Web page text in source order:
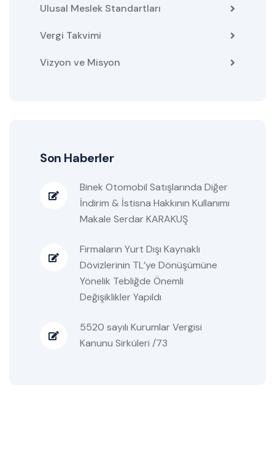
Ulusal Meslek Standartları
Vergi Takvimi
Vizyon ve Misyon
Son Haberler
Binek Otomobil Satışlarında Diğer
İndirim & İstisna Hakkının Kullanımı
Makale Serdar KARAKUŞ
Firmaların Yurt Dışı Kaynaklı
Dövizlerinin TL’ye Dönüşümüne
Yönelik Tebliğde Önemli
Değişiklikler Yapıldı
5520 sayılı Kurumlar Vergisi
Kanunu Sirküleri /73